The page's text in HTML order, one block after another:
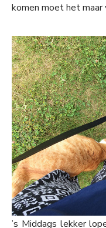
komen moet het
’s Middags lekker